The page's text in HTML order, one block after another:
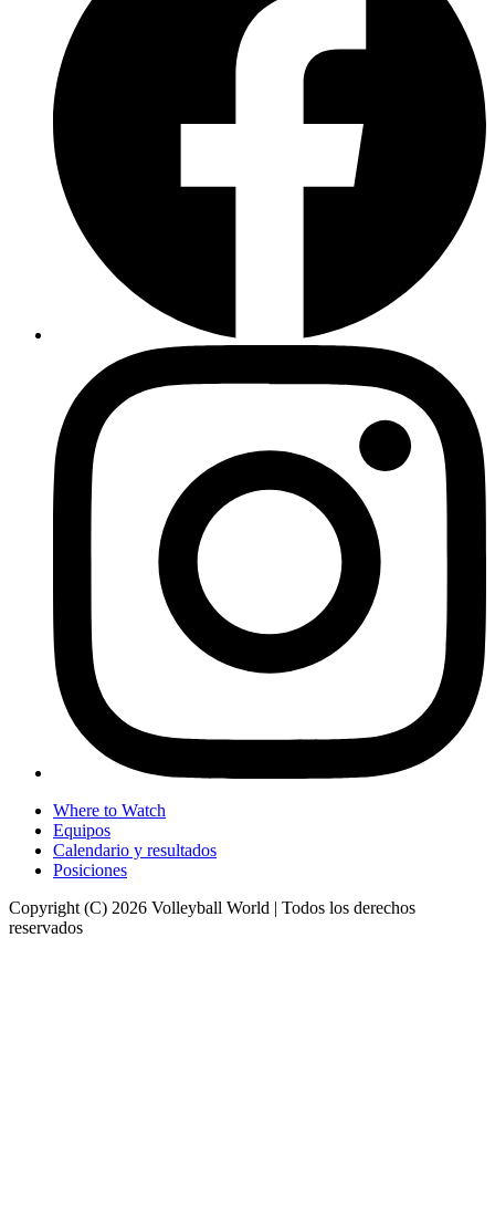
Where to Watch
Equipos
Calendario y resultados
Posiciones
Copyright (C) 2026 Volleyball World | Todos los derechos
reservados